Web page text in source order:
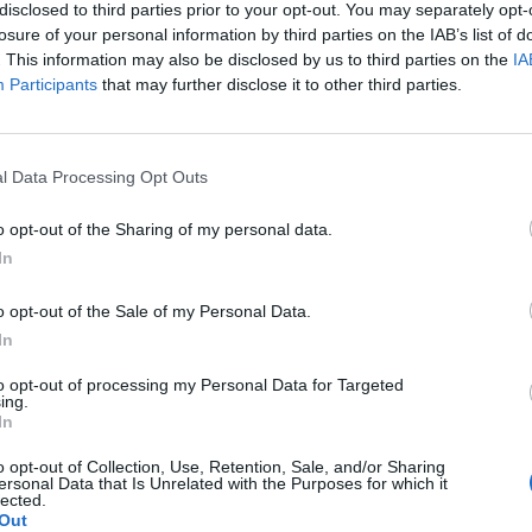
to third parties prior to your opt-out. You may separately
of your personal information by third parties on the IAB’s list of
This information may also be disclosed by us to third parties on the
Participants that may further disclose it to other third parties.
Data Processing Opt Outs
opt-out of the Sharing of my personal data.
opt-out of the Sale of my Personal Data.
opt-out of processing my Personal Data for Targeted
opt-out of Collection, Use, Retention, Sale, and/or Sharing
Data that Is Unrelated with the Purposes for which it
të madh në produktivitetin tuaj. Studimet kanë
më pak produktive sesa të bësh vetëm një gjë
të shumta informacioni, nuk jeni në gjendje t’i
kur përpiqeni të bëni më shumë se një gjë në të
kryer me sukses të dyja detyrat.
Dhe po, ka kuptim të mërzitesh duke
t’i shtyni detyrat e vështira për një kohë tjetër të
si një “mal”. Nëse doni të ngrini produktivitetin
se të flini
telefonin inteligjent në mëngjes ose pak para se
një gjendje reaktiviteti. Po, është shumë e vështirë
do të ndryshojë jetën tuaj të përditshme.